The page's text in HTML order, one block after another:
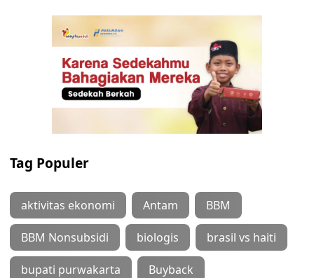
Tag Populer
aktivitas ekonomi Antam BBM
BBM Nonsubsidi biologis brasil vs haiti
bupati purwakarta Buyback